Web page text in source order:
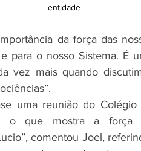
entidade
da força das
para o nosso Sistema. É
vez mais quando
uma reunião do Colégio
o que mostra a força
comentou Joel,